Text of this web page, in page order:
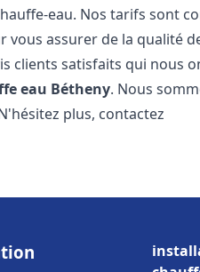
eau. Nos tarifs sont
vous assurer de la qualité
clients satisfaits qui nous
eau Bétheny. Nous
plus, contactez